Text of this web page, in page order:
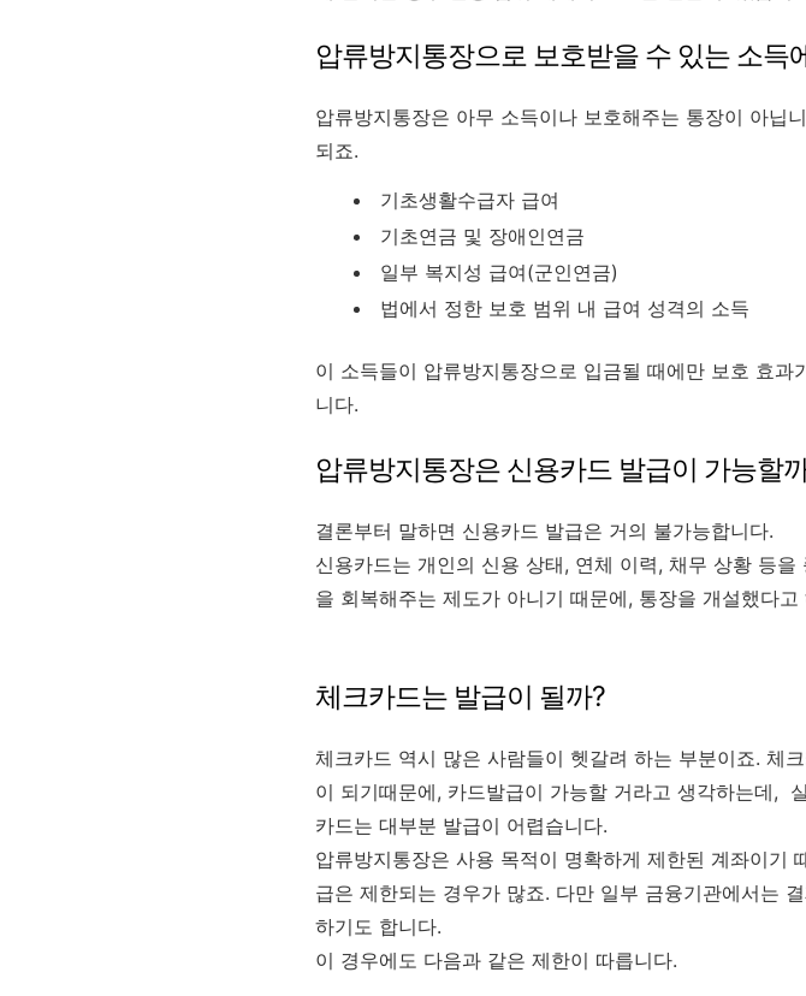
압류방지통장으로 보호받을 수 있는 소득
압류방지통장은 아무 소득이나 보호해주는 통장이 아닙
되죠.
기초생활수급자 급여
기초연금 및 장애인연금
일부 복지성 급여(군인연금)
법에서 정한 보호 범위 내 급여 성격의 소득
이 소득들이 압류방지통장으로 입금될 때에만 보호 효
니다.
압류방지통장은 신용카드 발급이 가능할
결론부터 말하면 신용카드 발급은 거의 불가능합니다.
신용카드는 개인의 신용 상태, 연체 이력, 채무 상황 등
을 회복해주는 제도가 아니기 때문에, 통장을 개설했다
체크카드는 발급이 될까?
체크카드 역시 많은 사람들이 헷갈려 하는 부분이죠. 체
이 되기때문에, 카드발급이 가능할 거라고 생각하는데,
카드는 대부분 발급이 어렵습니다.
압류방지통장은 사용 목적이 명확하게 제한된 계좌이기
급은 제한되는 경우가 많죠. 다만 일부 금융기관에서는
하기도 합니다.
이 경우에도 다음과 같은 제한이 따릅니다.